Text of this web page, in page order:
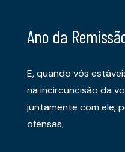
Ano da
E, quando vós
na incircuncisão da
juntamente com ele,
ofensas,